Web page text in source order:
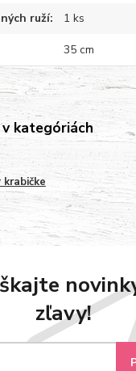
ruží 1 ks
35 cm
kategóriách
zľavy!